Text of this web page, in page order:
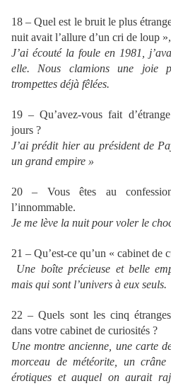
18 – Quel est le bruit le plus
nuit avait l’allure d’un cri de loup
J’ai écouté la foule en 1981,
elle. Nous clamions une joie
trompettes déjà fêlées.
19 – Qu’avez-vous fait
jours ?
J’ai prédit hier au président de
un grand empire »
20 – Vous êtes au
l’innommable.
Je me lève la nuit pour voler le
21 – Qu’est-ce qu’un « cabinet de
Une boîte précieuse et belle
mais qui sont l’univers à eux seuls.
22 – Quels sont les cinq
dans votre cabinet de curiosités ?
Une montre ancienne, une carte
morceau de météorite, un
érotiques et auquel on aurait